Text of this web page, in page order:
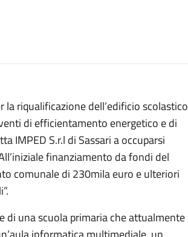
riqualificazione dell’edificio scolastico
di efficientamento energetico e di
IMPED S.r.l di Sassari a occuparsi
finanziamento da fondi del
comunale di 230mila euro e ulteriori
di una scuola primaria che attualmente